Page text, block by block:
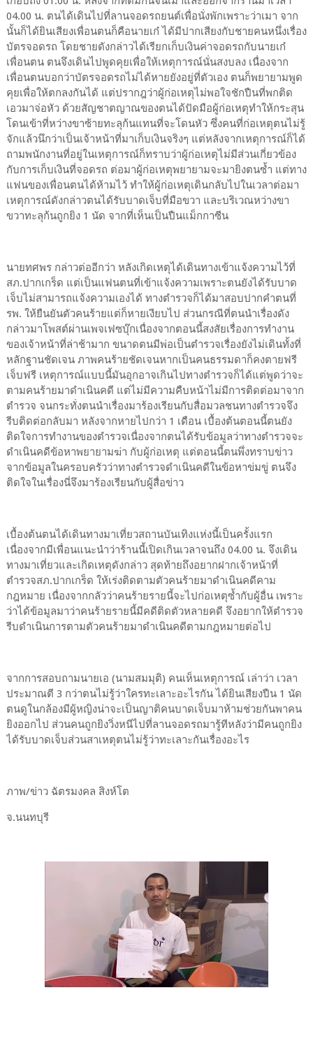
04.00 น. ตนได้เดินไปที่ลานจอดรถยนต์เพื่อนั่งพักเพราะว่าเมา จาก
นั้นก็ได้ยินเสียงเพื่อนตนก็คือนายเก๋ ได้มีปากเสียงกับชายคนหนึ่งเรื่อง
บัตรจอดรถ โดยชายดังกล่าวได้เรียกเก็บเงินค่าจอดรถกับนายเก๋
เพื่อนตน ตนจึงเดินไปพูดคุยเพื่อให้เหตุการณ์นั่นสงบลง เนื่องจาก
เพื่อนตนบอกว่าบัตรจอดรถไม่ได้หายยังอยู่ที่ตัวเอง ตนก็พยายามพูด
คุยเพื่อให้ตกลงกันได้ แต่ปรากฎว่าผู้ก่อเหตุไม่พอใจชักปืนที่พกติด
เอวมาจ่อหัว ด้วยสัญชาตญาณของตนได้ปัดมือผู้ก่อเหตุทำให้กระสุน
โดนเข้าที่หว่างขาซ้ายทะลุก้นแทนที่จะโดนหัว ซึ่งคนที่ก่อเหตุตนไม่รู้
จักแล้วนึกว่าเป็นเจ้าหน้าที่มาเก็บเงินจริงๆ แต่หลังจากเหตุการณ์ก็ได้
ถามพนักงานที่อยู่ในเหตุการณ์ก็ทราบว่าผู้ก่อเหตุไม่มีส่วนเกี่ยวข้อง
กับการเก็บเงินที่จอดรถ ต่อมาผู้ก่อเหตุพยายามจะมายิงตนซ้ำ แต่ทาง
แฟนของเพื่อนตนได้ห้ามไว้ ทำให้ผู้ก่อเหตุเดินกลับไปในเวลาต่อมา
เหตุการณ์ดังกล่าวตนได้รับบาดเจ็บที่มือขวา และบริเวณหว่างขา
ขวาทะลุก้นถูกยิง 1 นัด จากที่เห็นเป็นปืนแม็กกาซีน
นายทศพร กล่าวต่ออีกว่า หลังเกิดเหตุได้เดินทางเข้าแจ้งความไว้ที่
สภ.ปากเกร็ด แต่เป็นแฟนตนที่เข้าแจ้งความเพราะตนยังได้รับบาด
เจ็บไม่สามารถแจ้งความเองได้ ทางตำรวจก็ได้มาสอบปากคำตนที่
รพ. ให้ยืนยันตัวคนร้ายแต่ก็หายเงียบไป ส่วนกรณีที่ตนนำเรื่องดัง
กล่าวมาโพสต์ผ่านเพจเฟซบุ๊กเนื่องจากตอนนี้สงสัยเรื่องการทำงาน
ของเจ้าหน้าที่ล่าช้ามาก ขนาดตนมีพ่อเป็นตำรวจเรื่องยังไม่เดินทั้งที่
หลักฐานชัดเจน ภาพคนร้ายชัดเจนหากเป็นคนธรรมดาก็คงตายฟรี
เจ็บฟรี เหตุการณ์แบบนี้มันอุกอาจเกินไปทางตำรวจก็ได้แต่พูดว่าจะ
ตามคนร้ายมาดำเนินคดี แต่ไม่มีความคืบหน้าไม่มีการติดต่อมาจาก
ตำรวจ จนกระทั่งตนนำเรื่องมาร้องเรียนกับสื่อมวลชนทางตำรวจจึง
รีบติดต่อกลับมา หลังจากหายไปกว่า 1 เดือน เบื้องต้นตอนนี้ตนยัง
ติดใจการทำงานของตำรวจเนื่องจากตนได้รับข้อมูลว่าทางตำรวจจะ
ดำเนินคดีข้อหาพยายามฆ่า กับผู้ก่อเหตุ แต่ตอนนี้ตนพึ่งทราบข่าว
จากข้อมูลในครอบครัวว่าทางตำรวจดำเนินคดีในข้อหาข่มขู่ ตนจึง
ติดใจในเรื่องนี่จึงมาร้องเรียนกับผู้สื่อข่าว
เบื้องต้นตนได้เดินทางมาเที่ยวสถานบันเทิงแห่งนี้เป็นครั้งแรก
เนื่องจากมีเพื่อนแนะนำว่าร้านนี้เปิดเกินเวลาจนถึง 04.00 น. จึงเดิน
ทางมาเที่ยวและเกิดเหตุดังกล่าว สุดท้ายถึงอยากฝากเจ้าหน้าที่
ตำรวจสภ.ปากเกร็ด ให้เร่งติดตามตัวคนร้ายมาดำเนินคดีคาม
กฎหมาย เนื่องจากกลัวว่าคนร้ายรายนี้จะไปก่อเหตุซ้ำกับผู้อื่น เพราะ
ว่าได้ข้อมูลมาว่าคนร้ายรายนี้มีคดีติดตัวหลายคดี จึงอยากให้ตำรวจ
รีบดำเนินการตามตัวคนร้ายมาดำเนินคดีตามกฎหมายต่อไป
จากการสอบถามนายเอ (นามสมมุติ) คนเห็นเหตุการณ์ เล่าว่า เวลา
ประมาณตี 3 กว่าตนไม่รู้ว่าใครทะเลาะอะไรกัน ได้ยินเสียงปืน 1 นัด
ตนดูในกล้องมีผู้หญิงน่าจะเป็นญาติคนบาดเจ็บมาห้ามช่วยกันพาคน
ยิงออกไป ส่วนคนถูกยิงวิ่งหนีไปที่ลานจอดรถมารู้ทีหลังว่ามีคนถูกยิง
ได้รับบาดเจ็บส่วนสาเหตุตนไม่รู้ว่าทะเลาะกันเรื่องอะไร
ภาพ/ข่าว ฉัตรมงคล สิงห์โต
จ.นนทบุรี